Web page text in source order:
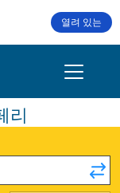
열려 있는
리